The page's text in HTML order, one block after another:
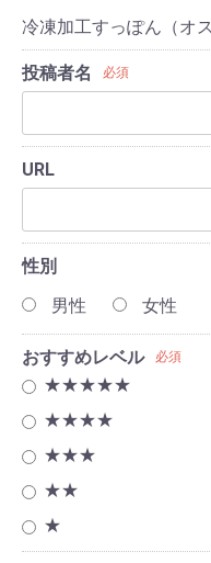
冷凍加工すっぽん（オス
投稿者名 必須
URL
性別
男性
女性
おすすめレベル 必須
★★★★★
★★★★
★★★
★★
★